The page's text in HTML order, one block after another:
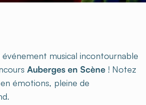
musical incontournable
Auberges en Scène ! Notez
émotions, pleine de